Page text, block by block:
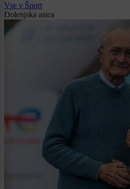
Vse v Šport
Dolenjska asica